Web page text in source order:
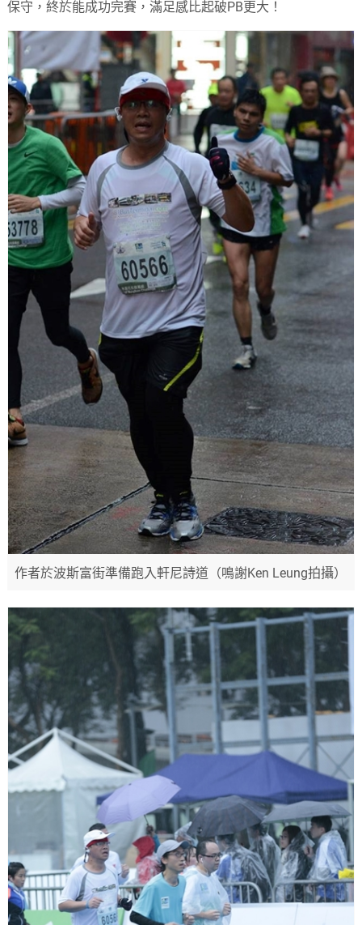
保守，終於能成功完賽，滿足感比起破PB更大！
作者於波斯富街準備跑入軒尼詩道（鳴謝Ken Leung拍攝）